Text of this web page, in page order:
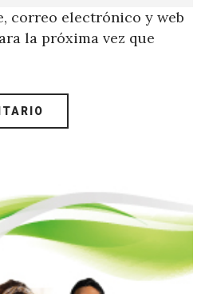
correo electrónico y web
la próxima vez que